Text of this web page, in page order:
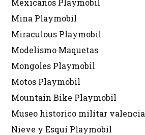
Mina Playmobil
Miraculous Playmobil
Modelismo Maquetas
Mongoles Playmobil
Motos Playmobil
Mountain Bike Playmobil
Museo historico militar valencia
Nieve y Esquí Playmobil